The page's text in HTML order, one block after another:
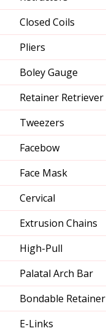
Closed Coils
Pliers
Boley Gauge
Retainer Retriever
Tweezers
Facebow
Face Mask
Cervical
Extrusion Chains
High-Pull
Palatal Arch Bar
Bondable Retainer
E-Links